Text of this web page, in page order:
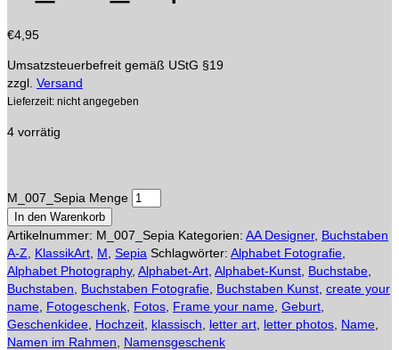
€4,95
Umsatzsteuerbefreit gemäß UStG §19
zzgl. Versand
Lieferzeit: nicht angegeben
4 vorrätig
M_007_Sepia Menge
In den Warenkorb
Artikelnummer: M_007_Sepia Kategorien: AA Designer, Buchstaben
A-Z
KlassikArt M Sepia Schlagwörter: Alphabet Fotografie
Alphabet Photography, Alphabet-Art Alphabet-Kunst Buchstabe
Buchstaben
Buchstaben Fotografie Buchstaben Kunst create your
name Fotogeschenk Fotos Frame your name Geburt
Geschenkidee Hochzeit klassisch letter art letter photos Name
Namen im Rahmen
Namensgeschenk